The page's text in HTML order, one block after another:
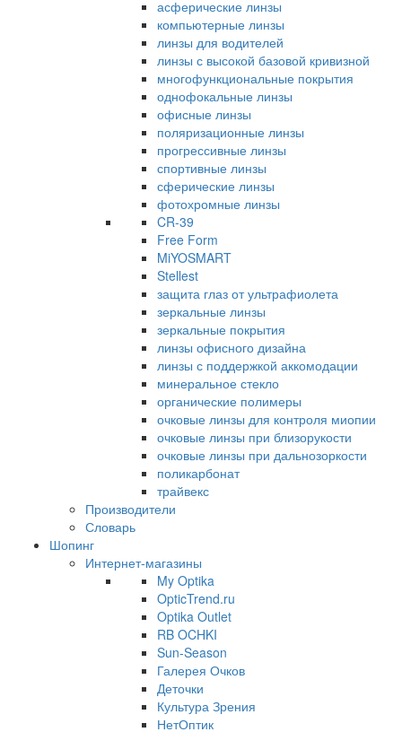
асферические линзы
компьютерные линзы
линзы для водителей
линзы с высокой базовой кривизной
многофункциональные покрытия
однофокальные линзы
офисные линзы
поляризационные линзы
прогрессивные линзы
спортивные линзы
сферические линзы
фотохромные линзы
CR-39
Free Form
MiYOSMART
Stellest
защита глаз от ультрафиолета
зеркальные линзы
зеркальные покрытия
линзы офисного дизайна
линзы с поддержкой аккомодации
минеральное стекло
органические полимеры
очковые линзы для контроля миопии
очковые линзы при близорукости
очковые линзы при дальнозоркости
поликарбонат
трайвекс
Производители
Словарь
Шопинг
Интернет-магазины
My Optika
OpticTrend.ru
Optika Outlet
RB OCHKI
Sun-Season
Галерея Очков
Деточки
Культура Зрения
НетОптик